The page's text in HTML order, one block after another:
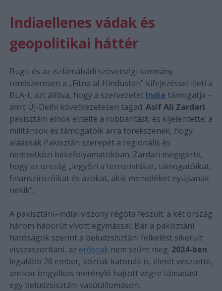
Indiaellenes vádak és
geopolitikai háttér
Bugti és az iszlámábádi szövetségi kormány
rendszeresen a „Fitna al-Hindustan" kifejezéssel illeti a
BLA-t, azt állítva, hogy a szervezetet India támogatja –
amit Új-Delhi következetesen tagad. Asif Ali Zardari
pakisztáni elnök elítélte a robbantást, és kijelentette: a
militánsok és támogatóik arra törekszenek, hogy
aláássák Pakisztán szerepét a regionális és
nemzetközi békefolyamatokban. Zardari megígérte,
hogy az ország „legyőzi a terroristákat, támogatóikat,
finanszírozóikat és azokat, akik menedéket nyújtanak
nekik".
A pakisztáni–indiai viszony régóta feszült: a két ország
három háborút vívott egymással. Bár a pakisztáni
hatóságok szerint a beludzsisztáni felkelést sikerült
visszaszorítani, az erőszak nem szűnt meg. 2024-ben
legalább 26 ember, köztük katonák is, életét vesztette,
amikor öngyilkos merénylő hajtott végre támadást
egy beludzsisztáni vasútállomáson.